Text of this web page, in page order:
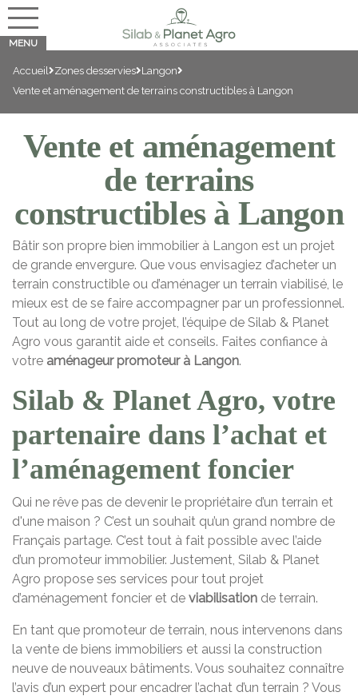
Accueil Zones desservies Langon
Vente et aménagement de terrains constructibles à Langon
Vente et aménagement
de terrains
constructibles à Langon
Bâtir son propre bien immobilier à Langon est un projet
de grande envergure. Que vous envisagiez d’acheter un
terrain constructible ou d’aménager un terrain viabilisé, le
mieux est de se faire accompagner par un professionnel.
Tout au long de votre projet, l’équipe de Silab & Planet
Agro vous garantit aide et conseils. Faites confiance à
votre aménageur promoteur à Langon.
Silab & Planet Agro, votre
partenaire dans l’achat et
l’aménagement foncier
Qui ne rêve pas de devenir le propriétaire d’un terrain et
d'une maison ? C’est un souhait qu’un grand nombre de
Français partage. C’est tout à fait possible avec l’aide
d’un promoteur immobilier. Justement, Silab & Planet
Agro propose ses services pour tout projet
d’aménagement foncier et de viabilisation de terrain.
En tant que promoteur de terrain, nous intervenons dans
la vente de biens immobiliers et aussi la construction
neuve de nouveaux bâtiments. Vous souhaitez connaître
l’avis d’un expert pour encadrer l’achat d’un terrain ? Vous